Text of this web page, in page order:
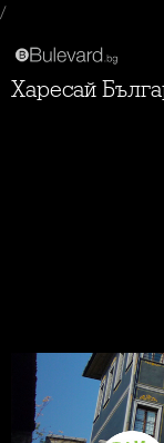
/
Харесай